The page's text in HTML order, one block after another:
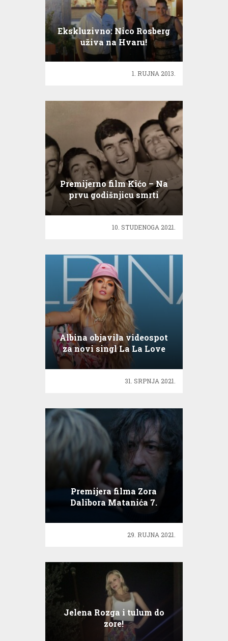
Ekskluzivno: Nico Rosberg
uživa na Hvaru!
1. RUJNA 2013.
Premijerno film Kićo – Na
prvu godišnjicu smrti
Krunoslava Slabinca
10. STUDENOGA 2021.
Albina objavila videospot
za novi singl La La Love
31. SRPNJA 2021.
Premijera filma Zora
Dalibora Matanića 7.
listopada
29. RUJNA 2021.
Jelena Rozga i tulum do
zore!